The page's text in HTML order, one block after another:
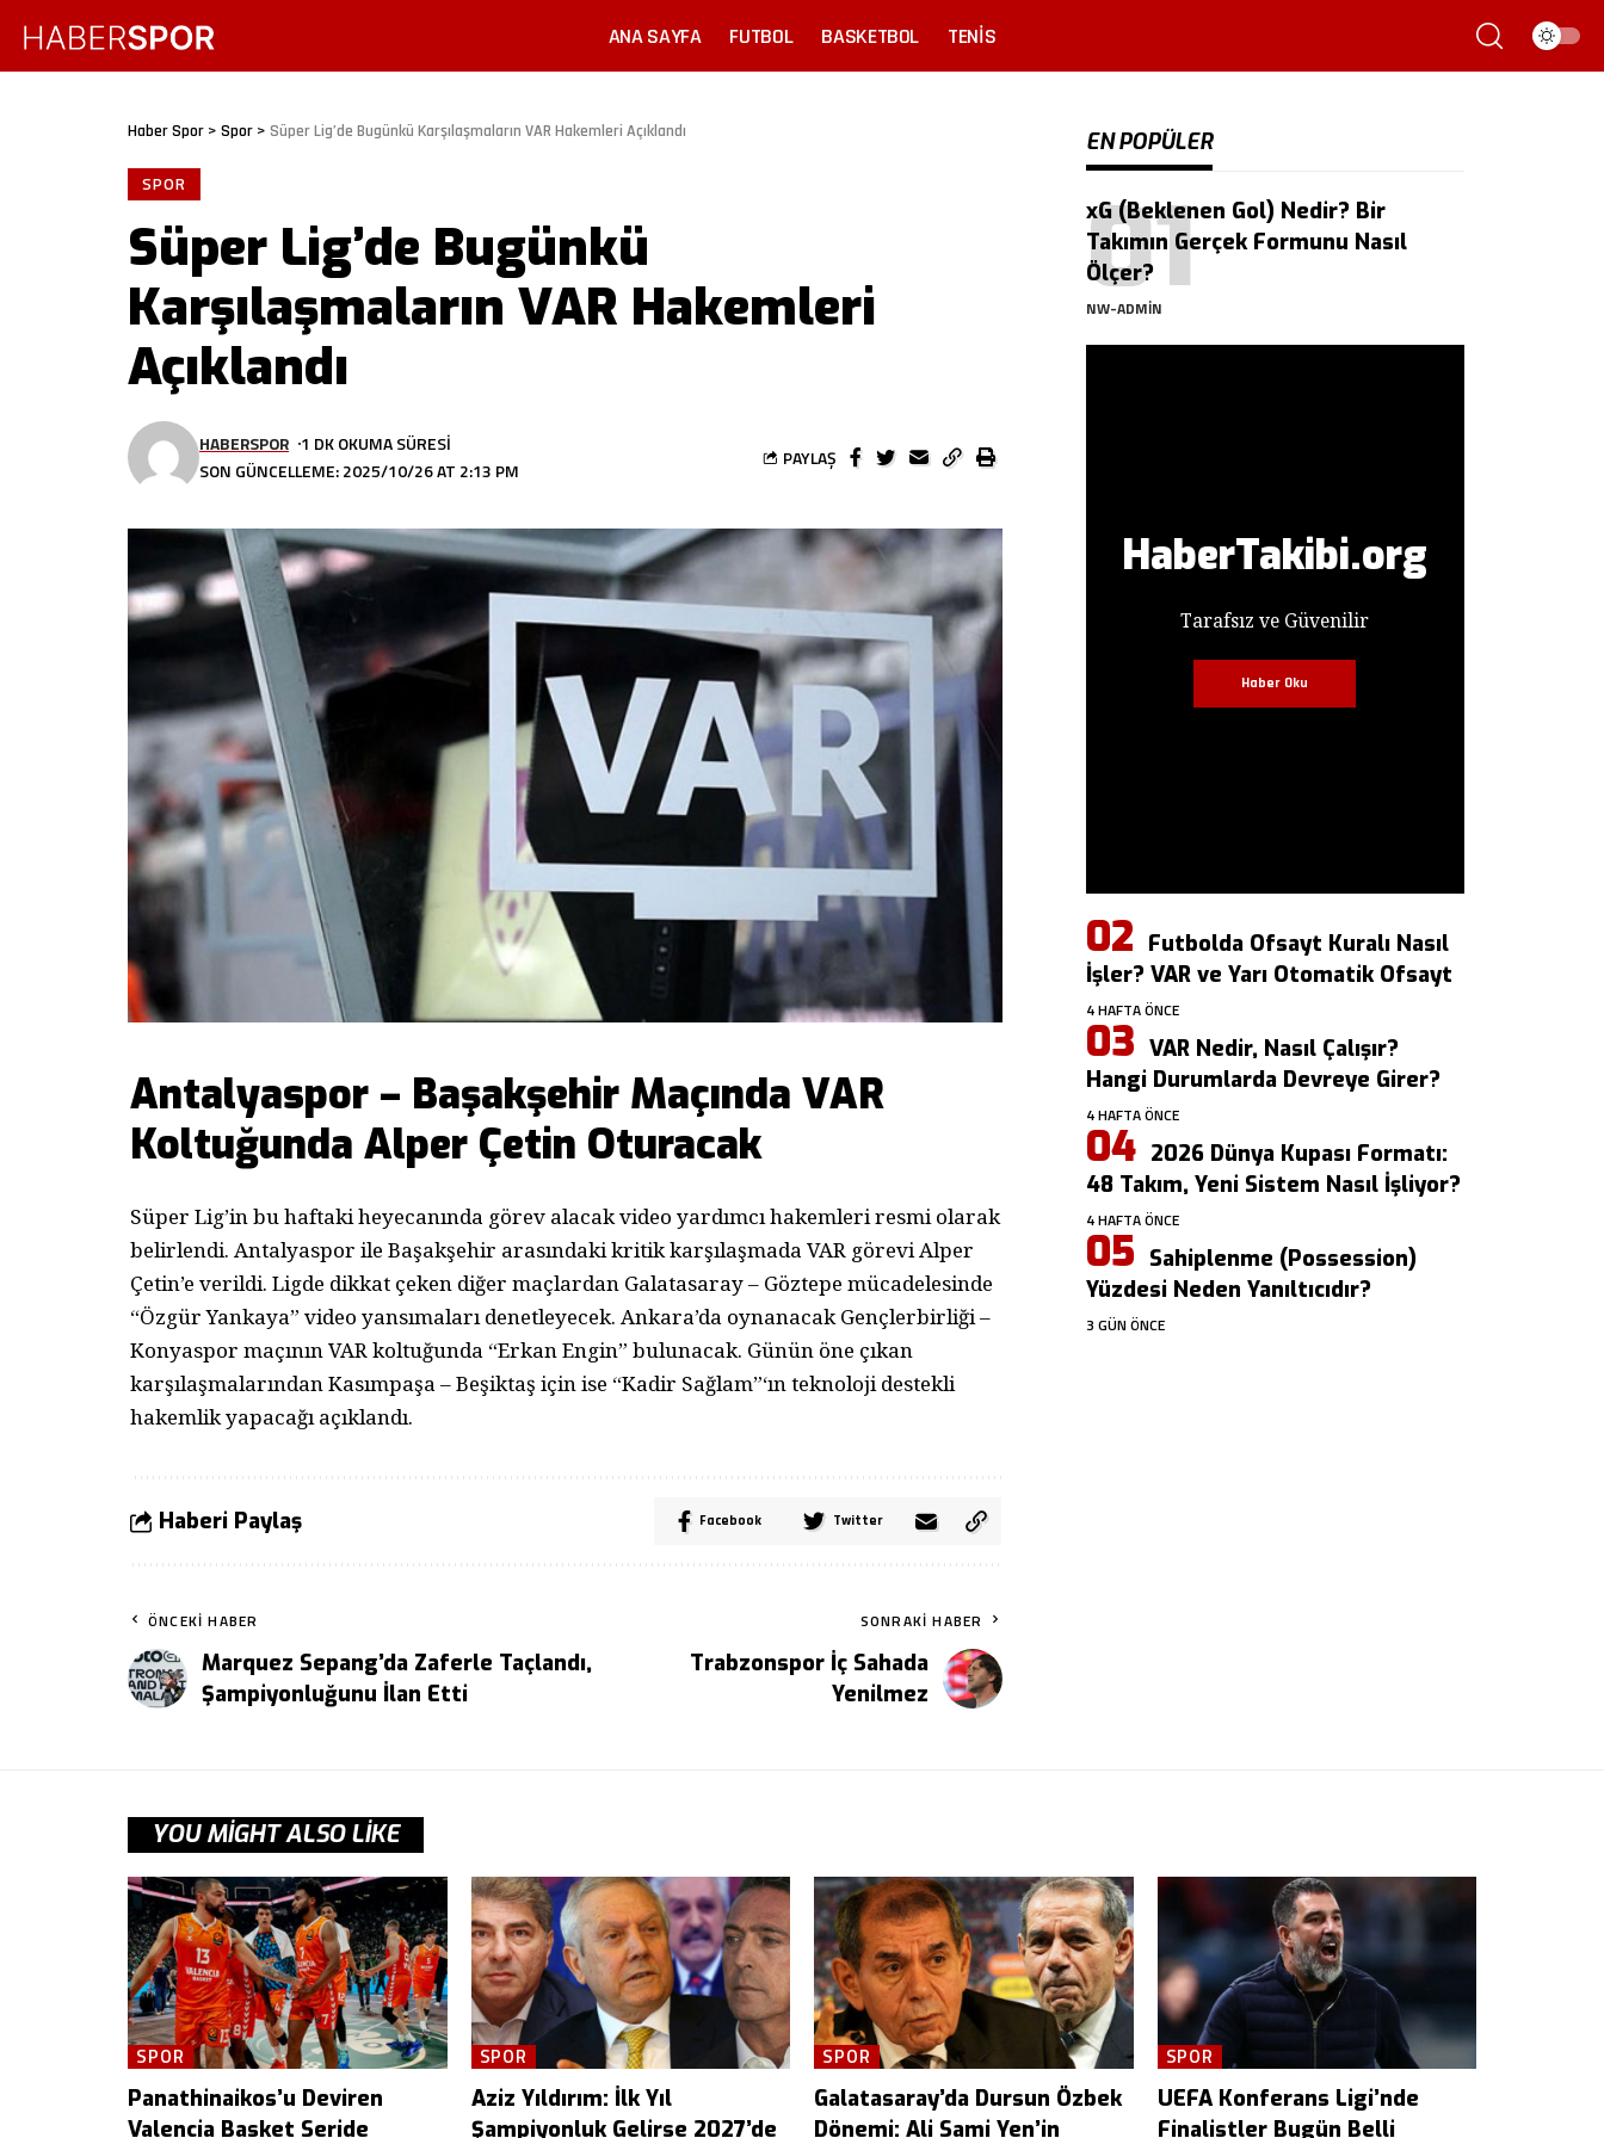
ANA SAYFA FUTBOL BASKETBOL TENIS
Haber Spor > Spor > Süper Lig’de Bugünkü Karşılaşmaların VAR Hakemleri Açıklandı
SPOR
Süper Lig’de Bugünkü
Karşılaşmaların VAR Hakemleri
Açıklandı
SON GÜNCELLEME: 2025/10/26 AT 2:13 PM
HABERSPOR 1 DK OKUMA SÜRESI
PAYLAŞ
Antalyaspor – Başakşehir Maçında VAR
Koltuğunda Alper Çetin Oturacak
Süper Lig’in bu haftaki heyecanında görev alacak video yardımcı hakemleri resmi olarak
belirlendi. Antalyaspor ile Başakşehir arasındaki kritik karşılaşmada VAR görevi Alper
Çetin’e verildi. Ligde dikkat çeken diğer maçlardan Galatasaray – Göztepe mücadelesinde
“Özgür Yankaya” video yansımaları denetleyecek. Ankara’da oynanacak Gençlerbirliği –
Konyaspor maçının VAR koltuğunda “Erkan Engin” bulunacak. Günün öne çıkan
karşılaşmalarından Kasımpaşa – Beşiktaş için ise “Kadir Sağlam”‘ın teknoloji destekli
hakemlik yapacağı açıklandı.
Haberi Paylaş Facebook Twitter
ÖNCEKI HABER
Marquez Sepang’da Zaferle Taçlandı,
Şampiyonluğunu İlan Etti
SONRAKI HABER
Trabzonspor İç Sahada
Yenilmez
EN POPÜLER
xG (Beklenen Gol) Nedir? Bir
Takımın Gerçek Formunu Nasıl
Ölçer?
NW-ADMIN
HaberTakibi.org
Tarafsız ve Güvenilir
Haber Oku
Futbolda Ofsayt Kuralı Nasıl
İşler? VAR ve Yarı Otomatik Ofsayt
4 HAFTA ÖNCE
VAR Nedir, Nasıl Çalışır?
Hangi Durumlarda Devreye Girer?
4 HAFTA ÖNCE
2026 Dünya Kupası Formatı:
48 Takım, Yeni Sistem Nasıl İşliyor?
4 HAFTA ÖNCE
Sahiplenme (Possession)
Yüzdesi Neden Yanıltıcıdır?
3 GÜN ÖNCE
YOU MIGHT ALSO LIKE
SPOR
Panathinaikos’u Deviren
Valencia Basket Seride
SPOR
Aziz Yıldırım: İlk Yıl
Şampiyonluk Gelirse 2027’de
SPOR
Galatasaray’da Dursun Özbek
Dönemi: Ali Sami Yen’in
SPOR
UEFA Konferans Ligi’nde
Finalistler Bugün Belli